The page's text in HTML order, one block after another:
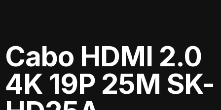
Cabo HDMI 2.0
4K 19P 25M SK-